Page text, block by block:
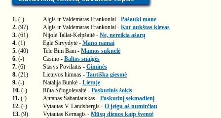
1. (-) Algis ir Valdemaras Frankoniai - Pašauki mane
2. (97) Algis ir Valdemaras Frankoniai - Kur aukštas klevas
3. (61) Nijolė Tallat-Kelpšaitė - Ne, nereikia ašarų
4. (1) Eglė Sirvydytė - Mano namai
5. (40) Tele Bim Bam - Mamos suknelė
6. (-) Casino - Baltos snaigės
7. (6) Stasys Povilaitis - Giminės
8. (21) Lietuvos himnas - Tautiška giesmė
9. (-) Natalija Bunkė - Lietuje
10. (-) Rūta Ščiogolevaitė - Paskutinis šokis
11. (-) Antanas Šabaniauskas - Paskutinį sekmadienį
12. (-) Vytautas V. Landsbergis - O jeigu aš numirčiau
13. (9) Vytautas Kernagis - Mūsų dienos kaip šventė